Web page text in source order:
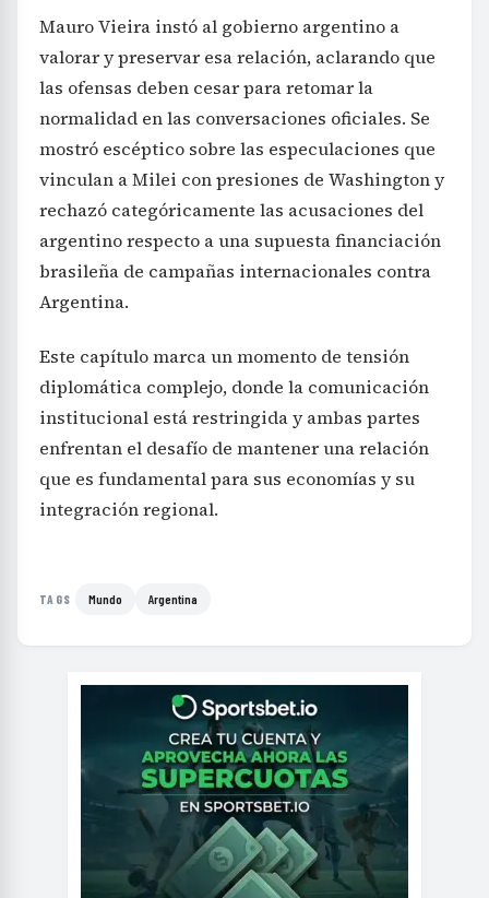
Mauro Vieira instó al gobierno argentino a
valorar y preservar esa relación, aclarando que
las ofensas deben cesar para retomar la
normalidad en las conversaciones oficiales. Se
mostró escéptico sobre las especulaciones que
vinculan a Milei con presiones de Washington y
rechazó categóricamente las acusaciones del
argentino respecto a una supuesta financiación
brasileña de campañas internacionales contra
Argentina.
Este capítulo marca un momento de tensión
diplomática complejo, donde la comunicación
institucional está restringida y ambas partes
enfrentan el desafío de mantener una relación
que es fundamental para sus economías y su
integración regional.
TAGS Mundo Argentina